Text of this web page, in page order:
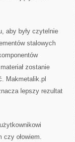
aby były czytelnie
stalowych
zostanie
Makmetalik.pl
lepszy rezultat
ołowiem.